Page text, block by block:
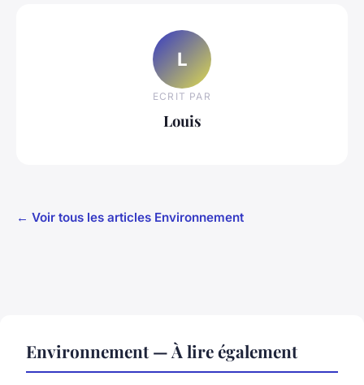
L
ECRIT PAR
Louis
← Voir tous les articles Environnement
Environnement — À lire également